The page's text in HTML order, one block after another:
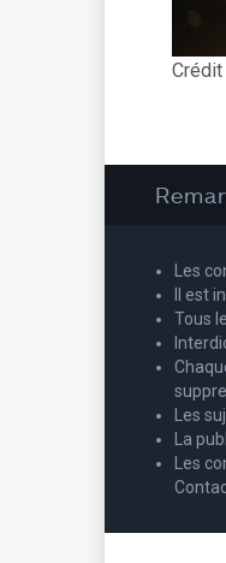
Les
Il est
Tous
Les
La
Les